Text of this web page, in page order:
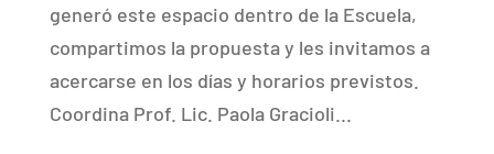
generó este espacio dentro de la Escuela,
compartimos la propuesta y les invitamos a
acercarse en los días y horarios previstos.
Coordina Prof. Lic. Paola Gracioli...